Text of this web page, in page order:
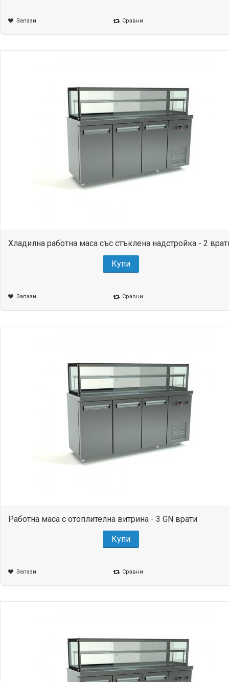
Запази Сравни
Хладилна работна маса със стъклена надстройка - 2
Купи
Запази Сравни
Работна маса с отоплителна витрина - 3 GN врати
Купи
Запази Сравни